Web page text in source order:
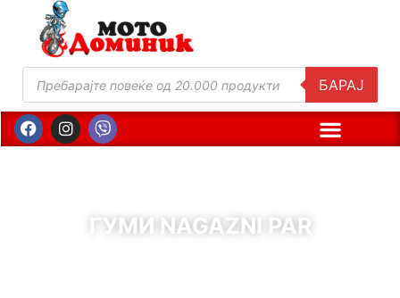
БАРАЈ
ГУМИ NAGAZNI PAR